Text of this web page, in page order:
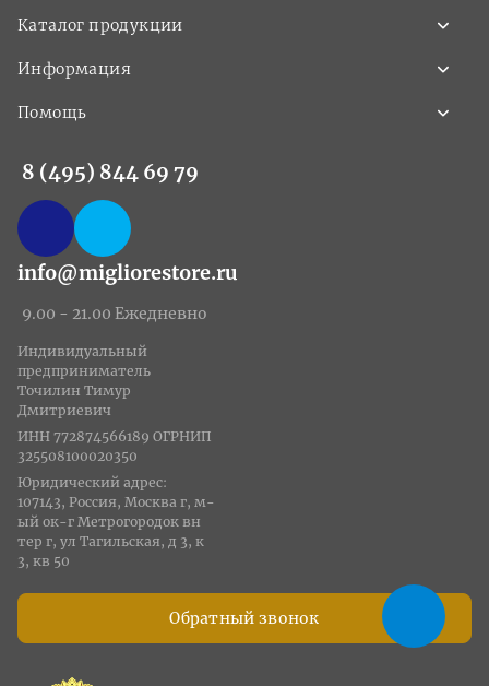
Каталог продукции
Информация
Помощь
8 (495) 844 69 79
info@migliorestore.ru
9.00 - 21.00 Ежедневно
Обратный звонок
Индивидуальный
предприниматель
Точилин Тимур
Дмитриевич
ИНН 772874566189 ОГРНИП
325508100020350
Юридический адрес:
107143, Россия, Москва г, м-
ый ок-г Метрогородок вн
тер г, ул Тагильская, д 3, к
3, кв 50